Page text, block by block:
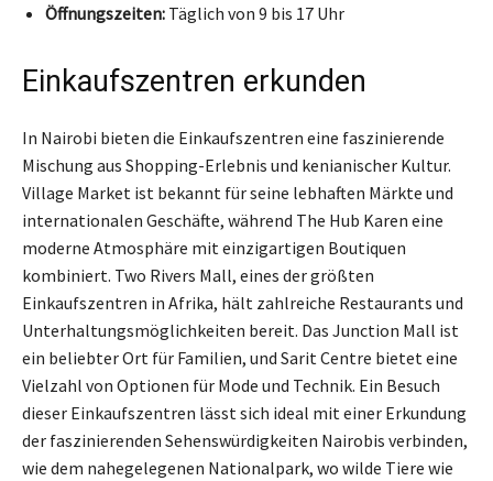
Öffnungszeiten: Täglich von 9 bis 17 Uhr
Einkaufszentren erkunden
In Nairobi bieten die Einkaufszentren eine faszinierende
Mischung aus Shopping-Erlebnis und kenianischer Kultur.
Village Market ist bekannt für seine lebhaften Märkte und
internationalen Geschäfte, während The Hub Karen eine
moderne Atmosphäre mit einzigartigen Boutiquen
kombiniert. Two Rivers Mall, eines der größten
Einkaufszentren in Afrika, hält zahlreiche Restaurants und
Unterhaltungsmöglichkeiten bereit. Das Junction Mall ist
ein beliebter Ort für Familien, und Sarit Centre bietet eine
Vielzahl von Optionen für Mode und Technik. Ein Besuch
dieser Einkaufszentren lässt sich ideal mit einer Erkundung
der faszinierenden Sehenswürdigkeiten Nairobis verbinden,
wie dem nahegelegenen Nationalpark, wo wilde Tiere wie